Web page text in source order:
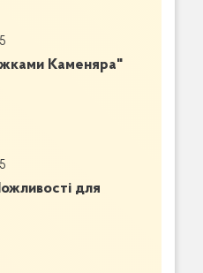
Конкурс "Стежками Каменяра"
для